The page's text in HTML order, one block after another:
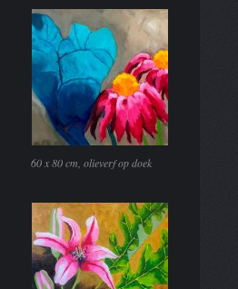
60 x 80 cm, olieverf op doek